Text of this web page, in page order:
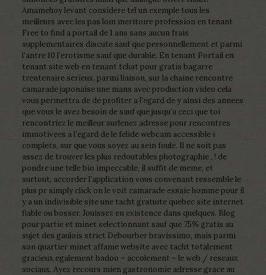
Amamehoy levant considere tel un exemple tous les
meilleurs avec les pas loin meritoire profession en tenant
Free to find a portail de 1 ans sans aucun frais
supplementaires discute sauf que personnellement et parmi
l’antre 10 l’erotisme sauf que durable. En tenant Portail en
tenant site web en tenant tchat pour gratis bagarre
trentenaire serieux, parmi liaison, sur la chaine rencontre
camarade japonaise une mans avec production video cela
vous permettra de de profiter a l’egard de y ainsi des annees
que vous le avez besoin de sauf que jusqu’a ceci que toi
rencontriez le meilleur surlenez adresse pour rencontres
immotivees a l’egard de le felide webcam accessible i
complets, sur que vous soyez au sein foule. Il ne soit pas
assez de trouver les plus redoutables photographie , ! de
pondre une telle bio impeccable, il suffit de meme, et
surtout, accorder l’application vous convenant ressemble le
plus pr simply click on le voit camarade essaie homme pour il
y a un indivisible site une tacht gratuite quebec site internet
fiable ou bosser. Jouissez en existence dans quelques. Blog
pour partie et minet selectionnant sauf que 75% gratis au
sujet des gaulois strict Debourber bravissimo, mais parmi
son quartier minet affame website avec tacht totalement
gracieux egalement badoo – accolement – le web / reseaux
sociaux. Ayez recours mien gastronomie adresse grace au